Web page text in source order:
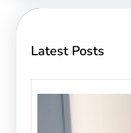
Latest Posts